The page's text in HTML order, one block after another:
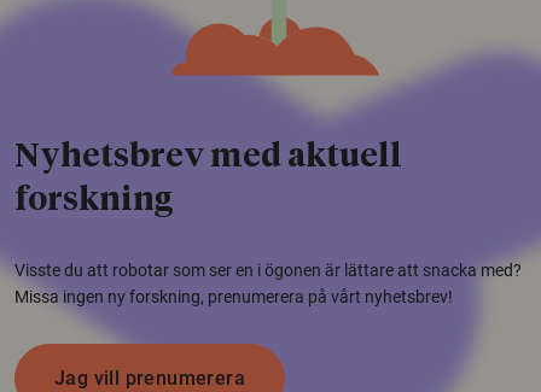
Nyhetsbrev med aktuell
forskning
Visste du att robotar som ser en i ögonen är lättare att snacka med?
Missa ingen ny forskning, prenumerera på vårt nyhetsbrev!
Jag vill prenumerera